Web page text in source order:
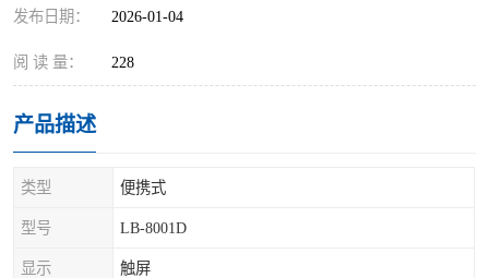
发布日期： 2026-01-04
阅 读 量： 228
产品描述
类型 便携式
型号 LB-8001D
显示 触屏